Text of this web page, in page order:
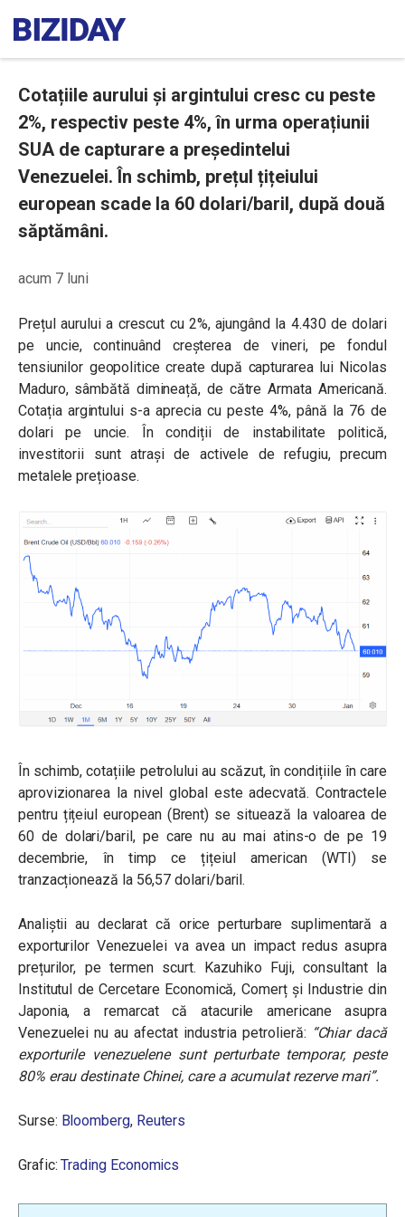
Cotațiile aurului și argintului cresc cu peste
2%, respectiv peste 4%, în urma operațiunii
SUA de capturare a președintelui
Venezuelei. În schimb, prețul țițeiului
european scade la 60 dolari/baril, după două
săptămâni.
acum 7 luni
Prețul aurului a crescut cu 2%, ajungând la 4.430 de dolari
pe uncie, continuând creșterea de vineri, pe fondul
tensiunilor geopolitice create după capturarea lui Nicolas
Maduro, sâmbătă dimineață, de către Armata Americană.
Cotația argintului s-a aprecia cu peste 4%, până la 76 de
dolari pe uncie. În condiții de instabilitate politică,
investitorii sunt atrași de activele de refugiu, precum
metalele prețioase.
În schimb, cotațiile petrolului au scăzut, în condițiile în care
aprovizionarea la nivel global este adecvată. Contractele
pentru țițeiul european (Brent) se situează la valoarea de
60 de dolari/baril, pe care nu au mai atins-o de pe 19
decembrie, în timp ce țițeiul american (WTI) se
tranzacționează la 56,57 dolari/baril.
Analiștii au declarat că orice perturbare suplimentară a
exporturilor Venezuelei va avea un impact redus asupra
prețurilor, pe termen scurt. Kazuhiko Fuji, consultant la
Institutul de Cercetare Economică, Comerț și Industrie din
Japonia, a remarcat că atacurile americane asupra
Venezuelei nu au afectat industria petrolieră: “Chiar dacă
exporturile venezuelene sunt perturbate temporar, peste
80% erau destinate Chinei, care a acumulat rezerve mari”.
Surse: Bloomberg, Reuters
Grafic:Trading Economics